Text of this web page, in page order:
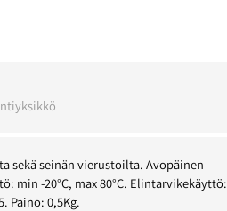
sekä seinän vierustoilta. Avopäinen
min -20°C, max 80°C. Elintarvikekäyttö:
Paino: 0,5Kg.